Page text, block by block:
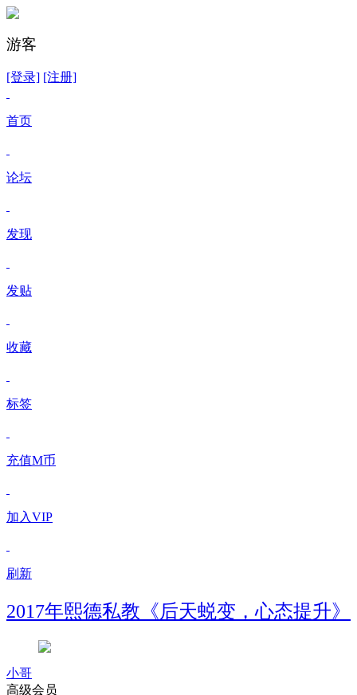
游客
[登录] [注册]
首页
论坛
发现
发贴
收藏
标签
充值M币
加入VIP
刷新
2017年熙德私教《后天蜕变，心态提升》
小哥
高级会员